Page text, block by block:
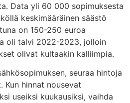
Data yli 60 000 sopimuksesta
keskimääräinen säästö
on 150-250 euroa
oli talvi 2022-2023, jolloin
olivat kultaakin kalliimpia.
seuraa hintoja
Kun hinnat nousevat
useiksi kuukausiksi, vaihda